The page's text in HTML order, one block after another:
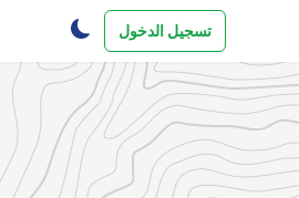
تسجيل الدخول